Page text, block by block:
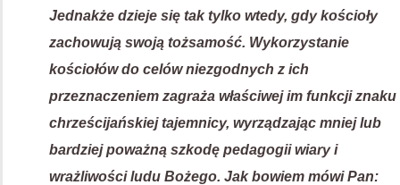
Jednakże dzieje się tak tylko wtedy, gdy kościoły
zachowują swoją tożsamość. Wykorzystanie
kościołów do celów niezgodnych z ich
przeznaczeniem zagraża właściwej im funkcji znaku
chrześcijańskiej tajemnicy, wyrządzając mniej lub
bardziej poważną szkodę pedagogii wiary i
wrażliwości ludu Bożego. Jak bowiem mówi Pan: